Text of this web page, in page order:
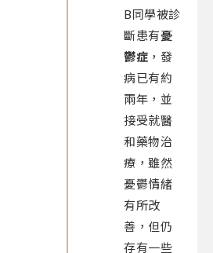
B同學被診
斷患有憂
鬱症 ，發
病已有約
兩年，並
接受就醫
和藥物治
療，雖然
憂鬱情緒
有所改
善，但仍
存有一些